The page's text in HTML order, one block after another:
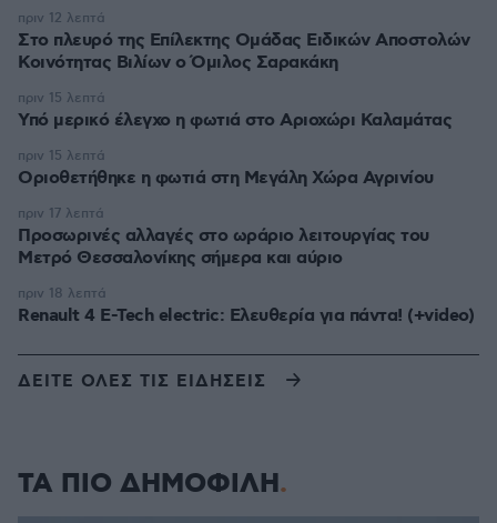
Στο πλευρό της Επίλεκτης Ομάδας Ειδικών Αποστολών
Κοινότητας Βιλίων ο Όμιλος Σαρακάκη
πριν 12 λεπτά
Υπό μερικό έλεγχο η φωτιά στο Αριοχώρι Καλαμάτας
πριν 15 λεπτά
Οριοθετήθηκε η φωτιά στη Μεγάλη Χώρα Αγρινίου
πριν 15 λεπτά
Προσωρινές αλλαγές στο ωράριο λειτουργίας του
Μετρό Θεσσαλονίκης σήμερα και αύριο
πριν 17 λεπτά
Renault 4 E-Tech electric: Ελευθερία για πάντα! (+video)
πριν 18 λεπτά
ΔΕΙΤΕ ΟΛΕΣ ΤΙΣ ΕΙΔΗΣΕΙΣ
ΤΑ ΠΙΟ ΔΗΜΟΦΙΛΗ